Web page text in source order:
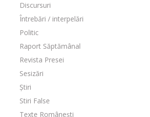
Discursuri
Întrebări / interpelări
Politic
Raport Săptămânal
Revista Presei
Sesizări
Știri
Stiri False
Texte Românești